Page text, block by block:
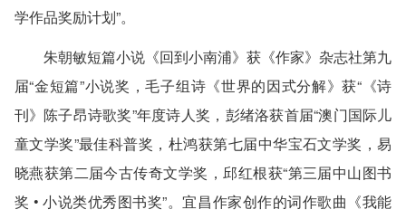
学作品奖励计划”。
朱朝敏短篇小说《回到小南浦》获《作家》杂志社第九
届“金短篇”小说奖，毛子组诗《世界的因式分解》获“《诗
刊》陈子昂诗歌奖”年度诗人奖，彭绪洛获首届“澳门国际儿
童文学奖”最佳科普奖，杜鸿获第七届中华宝石文学奖，易
晓燕获第二届今古传奇文学奖，邱红根获“第三届中山图书
奖 • 小说类优秀图书奖”。宜昌作家创作的词作歌曲《我能